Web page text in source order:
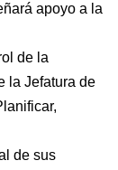
apoyo a la
de la
la Jefatura de
de sus